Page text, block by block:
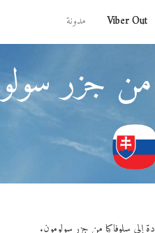
Viber Out مدونة
من جزر